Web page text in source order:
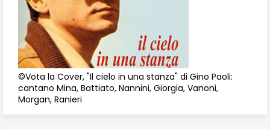
©Vota la Cover, "Il cielo in una stanza" di Gino Paoli:
cantano Mina, Battiato, Nannini, Giorgia, Vanoni,
Morgan, Ranieri